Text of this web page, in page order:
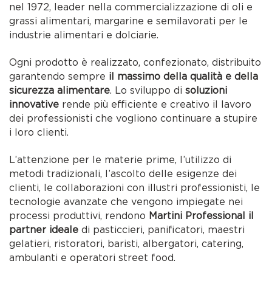
nel 1972, leader nella commercializzazione di oli e
grassi alimentari, margarine e semilavorati per le
industrie alimentari e dolciarie.
Ogni prodotto è realizzato, confezionato, distribuito
garantendo sempre il massimo della qualità e della
sicurezza alimentare. Lo sviluppo disoluzioni
innovative rende più efficiente e creativo il lavoro
dei professionisti che vogliono continuare a stupire
i loro clienti.
L’attenzione per le materie prime, l’utilizzo di
metodi tradizionali, l’ascolto delle esigenze dei
clienti, le collaborazioni con illustri professionisti, le
tecnologie avanzate che vengono impiegate nei
processi produttivi, rendono Martini Professional il
partner ideale di pasticcieri, panificatori, maestri
gelatieri, ristoratori, baristi, albergatori, catering,
ambulanti e operatori street food.